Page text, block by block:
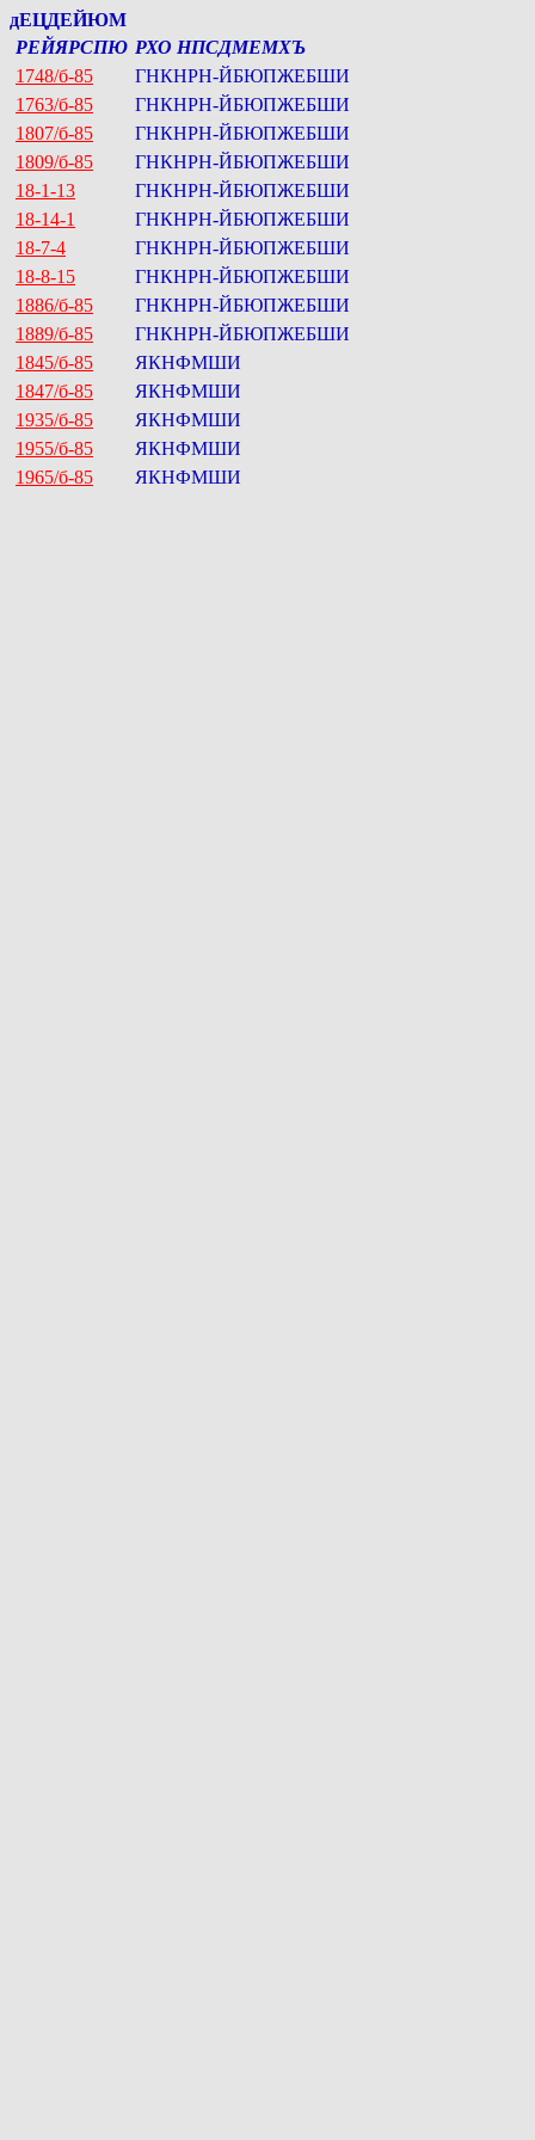
дЕЦДЕЙЮМ
РЕЙЯРСПЮ РХО НПСДМЕМХЪ
1748/б-85
ГНКНРН-ЙБЮПЖЕБШИ
1763/б-85
ГНКНРН-ЙБЮПЖЕБШИ
1807/б-85
ГНКНРН-ЙБЮПЖЕБШИ
1809/б-85
ГНКНРН-ЙБЮПЖЕБШИ
18-1-13
ГНКНРН-ЙБЮПЖЕБШИ
18-14-1
ГНКНРН-ЙБЮПЖЕБШИ
18-7-4
ГНКНРН-ЙБЮПЖЕБШИ
18-8-15
ГНКНРН-ЙБЮПЖЕБШИ
1886/б-85
ГНКНРН-ЙБЮПЖЕБШИ
1889/б-85
ГНКНРН-ЙБЮПЖЕБШИ
1845/б-85
ЯКНФМШИ
1847/б-85
ЯКНФМШИ
1935/б-85
ЯКНФМШИ
1955/б-85
ЯКНФМШИ
1965/б-85
ЯКНФМШИ